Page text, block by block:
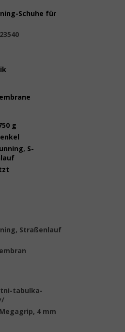
Schuhe für
g
, S-
Straßenlauf
tabulka-
4 mm